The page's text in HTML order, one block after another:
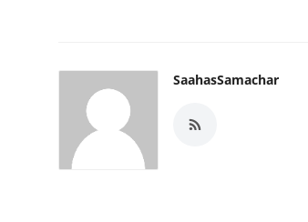
SaahasSamachar